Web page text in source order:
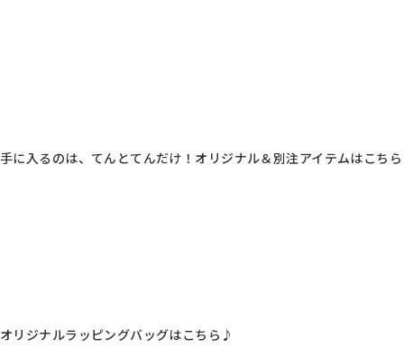
手に入るのは、てんとてんだけ！オリジナル＆別注アイテムはこちら
オリジナルラッピングバッグはこちら♪